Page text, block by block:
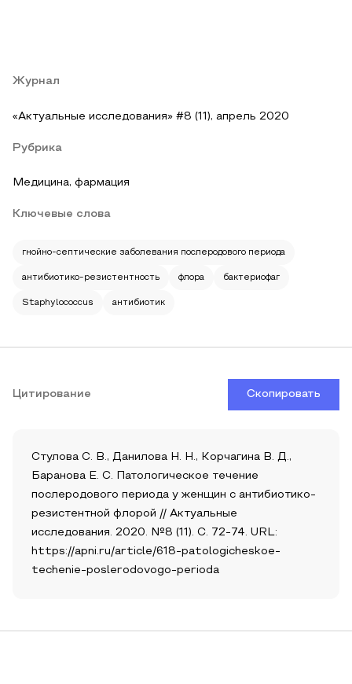
Журнал
«Актуальные исследования» #8 (11), апрель 2020
Рубрика
Медицина, фармация
Ключевые слова
гнойно-септические заболевания послеродового периода
антибиотико-резистентность флора бактериофаг
Staphylococcus антибиотик
Цитирование Скопировать
Стулова С. В., Данилова Н. Н., Корчагина В. Д.,
Баранова Е. С. Патологическое течение
послеродового периода у женщин с антибиотико-
резистентной флорой // Актуальные
исследования. 2020. №8 (11). С. 72-74. URL:
https://apni.ru/article/618-patologicheskoe-
techenie-poslerodovogo-perioda